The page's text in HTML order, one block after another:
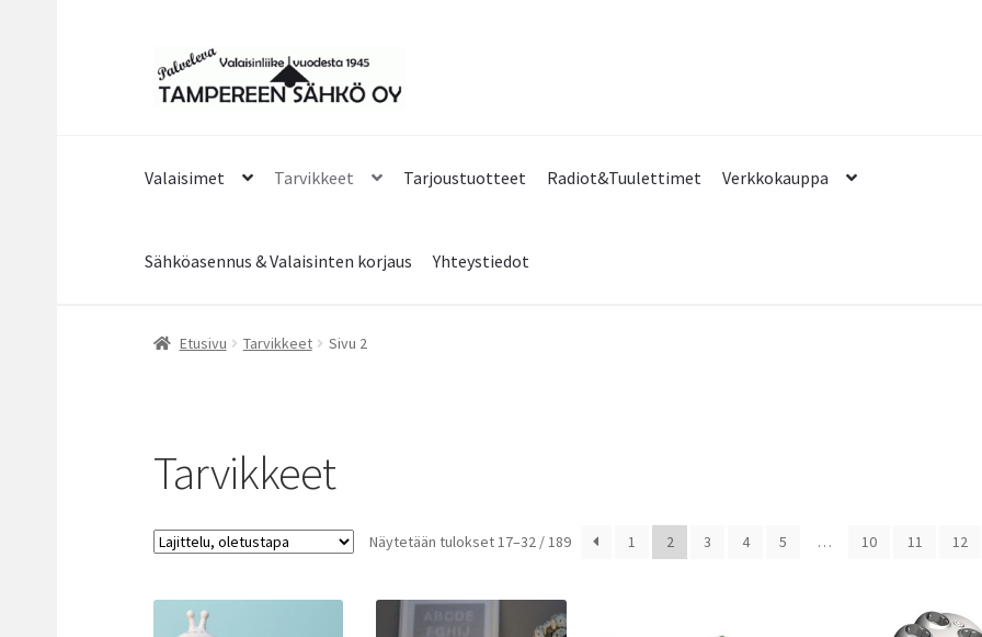
Siirry
navigointiin
Siirry
sisältöön
Valaisimet Tarvikkeet Tarjoustuotteet Radiot&Tuulettimet Verkkokauppa
Sähköasennus & Valaisinten korjaus Yhteystiedot
Etusivu Tarvikkeet Sivu 2
Tarvikkeet
Näytetään tulokset 17–32 / 189 1 2 3 4 5 … 10 11 12